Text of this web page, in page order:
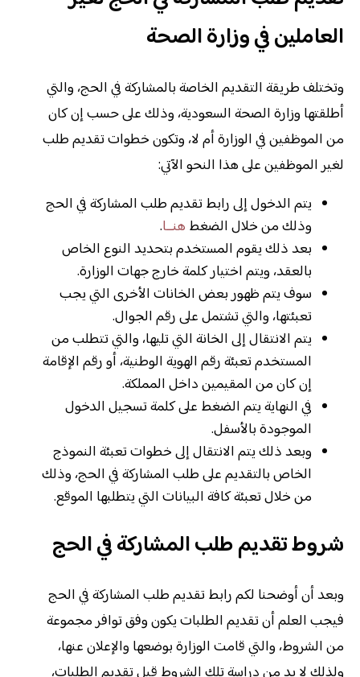
العاملين في وزارة الصحة
وتختلف طريقة التقديم الخاصة بالمشاركة في الحج، والتي
أطلقتها وزارة الصحة السعودية، وذلك على حسب إن كان
من الموظفين في الوزارة أم لا، وتكون خطوات تقديم طلب
لغير الموظفين على هذا النحو الآتي:
يتم الدخول إلى رابط تقديم طلب المشاركة في الحج
وذلك من خلال الضغط هنــا.
بعد ذلك يقوم المستخدم بتحديد النوع الخاص
بالعقد، ويتم اختيار كلمة خارج جهات الوزارة.
سوف يتم ظهور بعض الخانات الأخرى التي يجب
تعبئتها، والتي تشتمل على رقم الجوال.
يتم الانتقال إلى الخانة التي تليها، والتي تتطلب من
المستخدم تعبئة رقم الهوية الوطنية، أو رقم الإقامة
إن كان من المقيمين داخل المملكة.
في النهاية يتم الضغط على كلمة تسجيل الدخول
الموجودة بالأسفل.
وبعد ذلك يتم الانتقال إلى خطوات تعبئة النموذج
الخاص بالتقديم على طلب المشاركة في الحج، وذلك
من خلال تعبئة كافة البيانات التي يتطلبها الموقع.
شروط تقديم طلب المشاركة في الحج
وبعد أن أوضحنا لكم رابط تقديم طلب المشاركة في الحج
فيجب العلم أن تقديم الطلبات يكون وفق توافر مجموعة
من الشروط، والتي قامت الوزارة بوضعها والإعلان عنها،